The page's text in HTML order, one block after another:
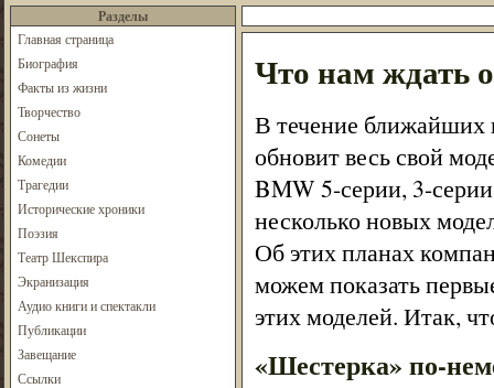
Разделы
Главная страница
Биография
Факты из жизни
Творчество
Сонеты
Комедии
Трагедии
Исторические хроники
Поэзия
Театр Шекспира
Экранизация
Аудио книги и спектакли
Публикации
Завещание
Ссылки
Что нам ждать
В течение ближайших
обновит весь свой
BMW 5-серии, 3-
несколько новых
Об этих планах
можем показать
этих моделей. Итак,
«Шестерка» по-